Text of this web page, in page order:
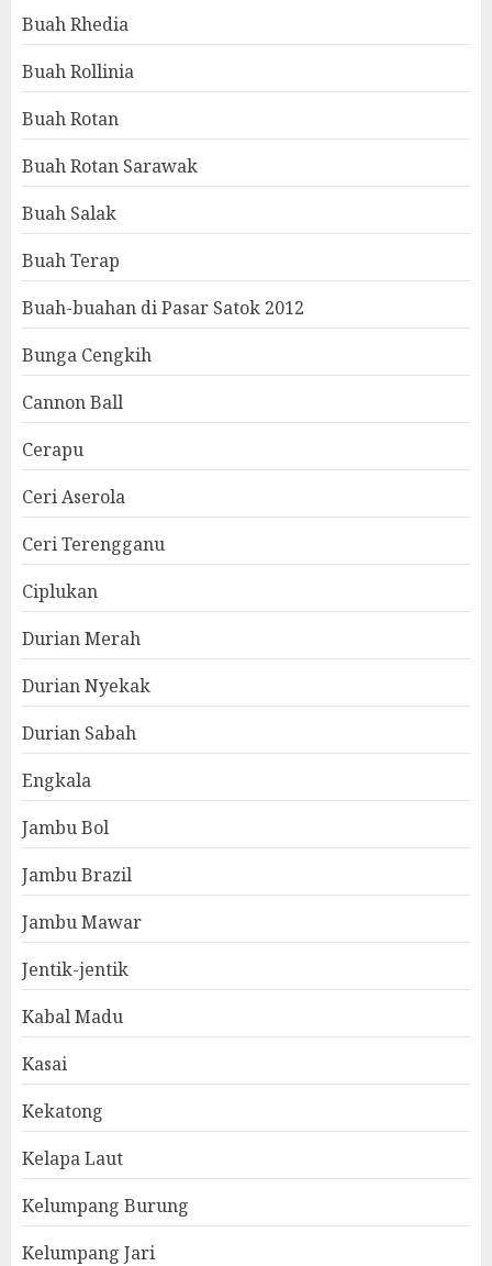
Buah Rhedia
Buah Rollinia
Buah Rotan
Buah Rotan Sarawak
Buah Salak
Buah Terap
Buah-buahan di Pasar Satok 2012
Bunga Cengkih
Cannon Ball
Cerapu
Ceri Aserola
Ceri Terengganu
Ciplukan
Durian Merah
Durian Nyekak
Durian Sabah
Engkala
Jambu Bol
Jambu Brazil
Jambu Mawar
Jentik-jentik
Kabal Madu
Kasai
Kekatong
Kelapa Laut
Kelumpang Burung
Kelumpang Jari